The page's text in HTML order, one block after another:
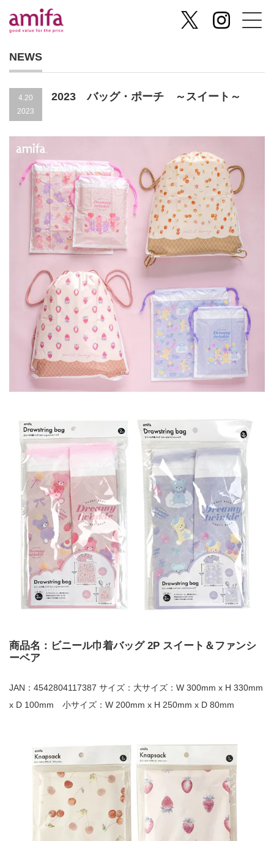
NEWS
4.20
2023
2023 バッグ・ポーチ ～スイート～
商品名：ビニール巾着バッグ 2P スイート＆ファンシ
ーベア
JAN：4542804117387 サイズ：大サイズ：W 300mm x H 330mm
x D 100mm 小サイズ：W 200mm x H 250mm x D 80mm